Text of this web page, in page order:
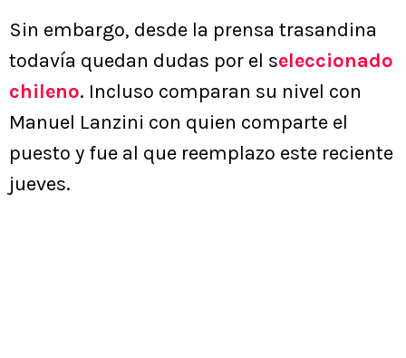
Sin embargo, desde la prensa trasandina
todavía quedan dudas por el seleccionado
chileno. Incluso comparan su nivel con
Manuel Lanzini con quien comparte el
puesto y fue al que reemplazo este reciente
jueves.